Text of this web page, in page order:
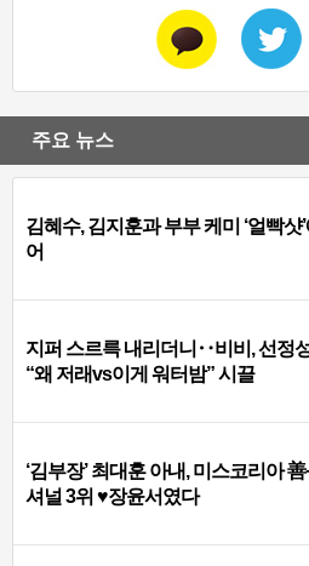
주요 뉴스
김혜수, 김지훈과 부부 케미 ‘얼빡샷
어
지퍼 스르륵 내리더니‥비비, 선정
“왜 저래vs이게 워터밤” 시끌
‘김부장’ 최대훈 아내, 미스코리아
셔널 3위 ♥장윤서였다